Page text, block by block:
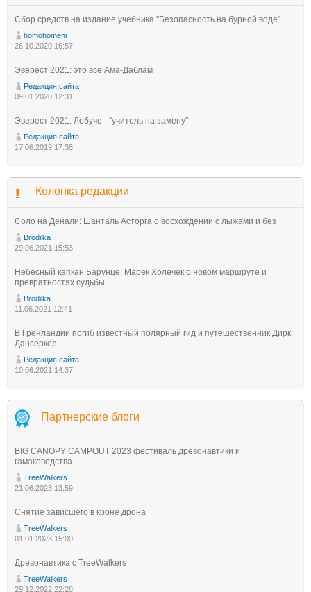
Сбор средств на издание учебника "Безопасность на бурной воде"
homohomeni
26.10.2020 16:57
Эверест 2021: это всё Ама-Даблам
Редакция сайта
09.01.2020 12:31
Эверест 2021: Лобуче - "учитель на замену"
Редакция сайта
17.06.2019 17:38
Колонка редакции
Соло на Денали: Шанталь Асторга о восхождении с лыжами и без
Brodilka
29.06.2021 15:53
Небесный капкан Барунце: Марек Холечек о новом маршруте и
превратностях судьбы
Brodilka
11.06.2021 12:41
В Гренландии погиб известный полярный гид и путешественник Дирк
Дансеркер
Редакция сайта
10.06.2021 14:37
Партнерские блоги
BIG CANOPY CAMPOUT 2023 фестиваль древонавтики и
гамаководства
TreeWalkers
21.06.2023 13:59
Снятие зависшего в кроне дрона
TreeWalkers
01.01.2023 15:00
Древонавтика с TreeWalkers
TreeWalkers
29.12.2022 22:28